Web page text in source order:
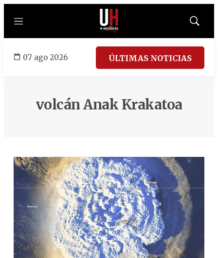
Menú
Mostrar
07 ago 2026 ÚLTIMAS NOTICIAS
volcán Anak Krakatoa